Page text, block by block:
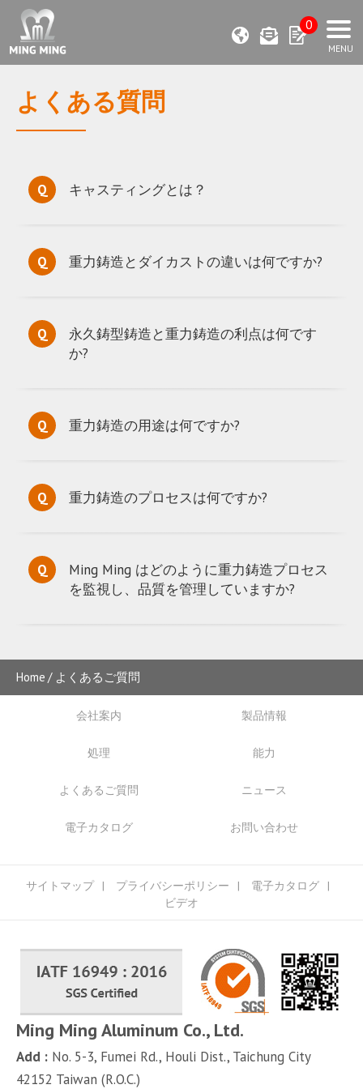
0
よくある質問
キャスティングとは？
重力鋳造とダイカストの違いは何ですか?
永久鋳型鋳造と重力鋳造の利点は何です
か?
重力鋳造の用途は何ですか?
重力鋳造のプロセスは何ですか?
Ming Ming はどのように重力鋳造プロセス
を監視し、品質を管理していますか?
Home よくあるご質問
会社案内 製品情報
処理 能力
よくあるご質問 ニュース
電子カタログ お問い合わせ
サイトマップ プライバシーポリシー
電子カタログ
ビデオ
Ming Ming Aluminum Co., Ltd.
Add : No. 5-3, Fumei Rd., Houli Dist., Taichung City
42152 Taiwan (R.O.C.)